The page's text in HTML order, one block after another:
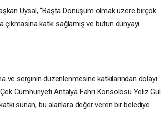
Uysal, “Başta Dönüşüm olmak üzere birçok
katkı sağlamış ve bütün dünyayı
ve serginin düzenlenmesine katkılarından dolayı
Cumhuriyeti Antalya Fahri Konsolosu Yeliz Gül
sunan, bu alanlara değer veren bir belediye